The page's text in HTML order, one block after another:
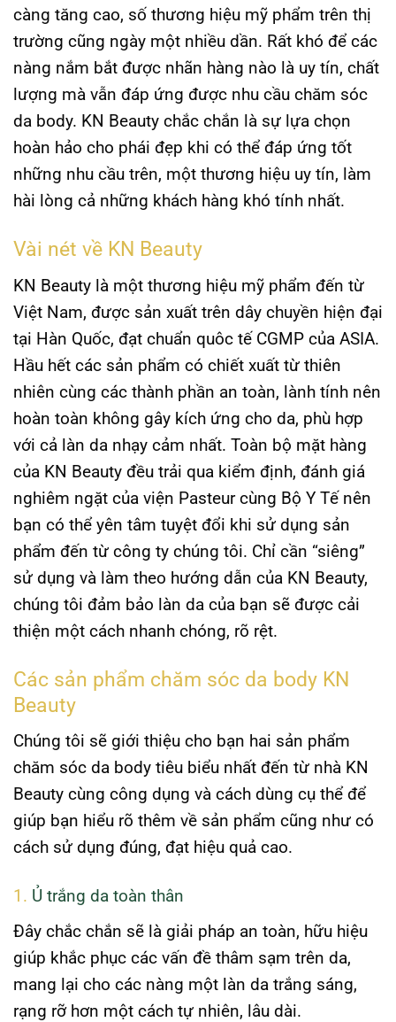
càng tăng cao, số thương hiệu mỹ phẩm trên thị
trường cũng ngày một nhiều dần. Rất khó để các
nàng nắm bắt được nhãn hàng nào là uy tín, chất
lượng mà vẫn đáp ứng được nhu cầu chăm sóc
da body. KN Beauty chắc chắn là sự lựa chọn
hoàn hảo cho phái đẹp khi có thể đáp ứng tốt
những nhu cầu trên, một thương hiệu uy tín, làm
hài lòng cả những khách hàng khó tính nhất.
Vài nét về KN Beauty
KN Beauty là một thương hiệu mỹ phẩm đến từ
Việt Nam, được sản xuất trên dây chuyền hiện đại
tại Hàn Quốc, đạt chuẩn quôc tế CGMP của ASIA.
Hầu hết các sản phẩm có chiết xuất từ thiên
nhiên cùng các thành phần an toàn, lành tính nên
hoàn toàn không gây kích ứng cho da, phù hợp
với cả làn da nhạy cảm nhất. Toàn bộ mặt hàng
của KN Beauty đều trải qua kiểm định, đánh giá
nghiêm ngặt của viện Pasteur cùng Bộ Y Tế nên
bạn có thể yên tâm tuyệt đổi khi sử dụng sản
phẩm đến từ công ty chúng tôi. Chỉ cần “siêng”
sử dụng và làm theo hướng dẫn của KN Beauty,
chúng tôi đảm bảo làn da của bạn sẽ được cải
thiện một cách nhanh chóng, rõ rệt.
Các sản phẩm chăm sóc da body KN
Beauty
Chúng tôi sẽ giới thiệu cho bạn hai sản phẩm
chăm sóc da body tiêu biểu nhất đến từ nhà KN
Beauty cùng công dụng và cách dùng cụ thể để
giúp bạn hiểu rõ thêm về sản phẩm cũng như có
cách sử dụng đúng, đạt hiệu quả cao.
1. Ủ trắng da toàn thân
Đây chắc chắn sẽ là giải pháp an toàn, hữu hiệu
giúp khắc phục các vấn đề thâm sạm trên da,
mang lại cho các nàng một làn da trắng sáng,
rạng rỡ hơn một cách tự nhiên, lâu dài.